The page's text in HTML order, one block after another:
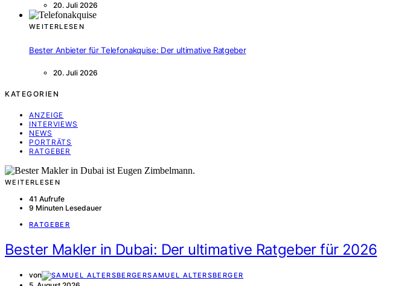
20. Juli 2026
WEITERLESEN
Bester Anbieter für Telefonakquise: Der ultimative Ratgeber
20. Juli 2026
KATEGORIEN
ANZEIGE
INTERVIEWS
NEWS
PORTRÄTS
RATGEBER
WEITERLESEN
41 Aufrufe
9 Minuten Lesedauer
RATGEBER
Bester Makler in Dubai: Der ultimative Ratgeber für 2026
von SAMUEL ALTERSBERGER